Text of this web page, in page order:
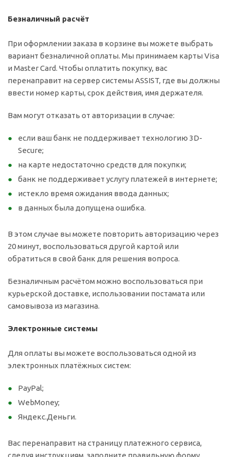
Безналичный расчёт
При оформлении заказа в корзине вы можете выбрать
вариант безналичной оплаты. Мы принимаем карты Visa
и Master Card. Чтобы оплатить покупку, вас
перенаправит на сервер системы ASSIST, где вы должны
ввести номер карты, срок действия, имя держателя.
Вам могут отказать от авторизации в случае:
если ваш банк не поддерживает технологию 3D-
Secure;
на карте недостаточно средств для покупки;
банк не поддерживает услугу платежей в интернете;
истекло время ожидания ввода данных;
в данных была допущена ошибка.
В этом случае вы можете повторить авторизацию через
20 минут, воспользоваться другой картой или
обратиться в свой банк для решения вопроса.
Безналичным расчётом можно воспользоваться при
курьерской доставке, использовании постамата или
самовывоза из магазина.
Электронные системы
Для оплаты вы можете воспользоваться одной из
электронных платёжных систем:
PayPal;
WebMoney;
Яндекс.Деньги.
Вас перенаправит на страницу платежного сервиса,
следуя инструкциям, заполните правильную форму.